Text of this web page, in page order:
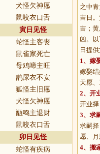
犬怪欠神愿
鼠咬衣口舌
寅日见怪
蛇怪主客丧
鼠雀家死亡
母鸡啼主旺
鹊屎衣不安
狐怪主旧愿
犬怪欠神愿
甑鸣主退财
鼠咬衣口舌
卯日见怪
蛇怪有疾病
之中
吉日
吉；
凶。
日提供
1、 嫁
嫁娶
天愿
2、 开
开业
3、 求
求嗣
愿、
4、 搬